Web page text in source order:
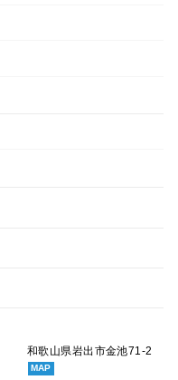
和歌山県岩出市金池71-2
MAP